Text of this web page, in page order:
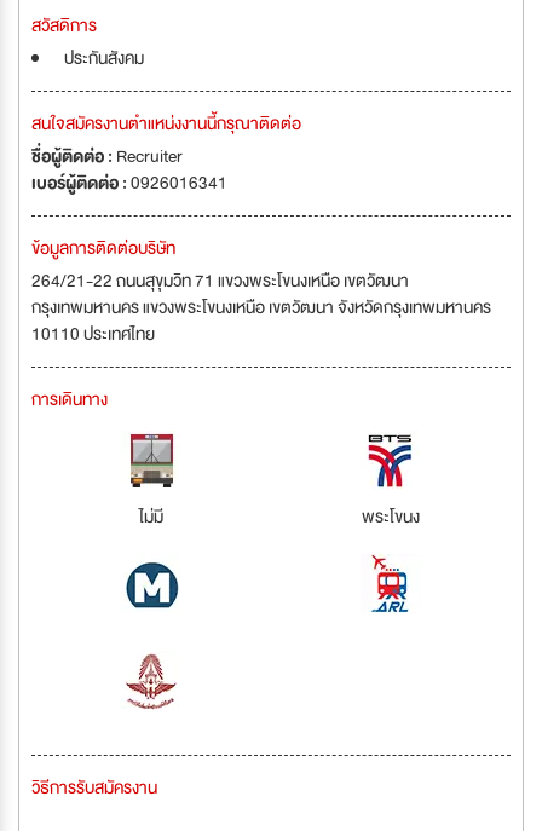
สวัสดิการ
ประกันสังคม
สนใจสมัครงานตำแหน่งงานนี้กรุณาติดต่อ
ชื่อผู้ติดต่อ : Recruiter
เบอร์ผู้ติดต่อ :0926016341
ข้อมูลการติดต่อบริษัท
264/21-22 ถนนสุขุมวิท 71 แขวงพระโขนงเหนือ เขตวัฒนา
กรุงเทพมหานคร แขวงพระโขนงเหนือ เขตวัฒนา จังหวัดกรุงเทพมหานคร
10110 ประเทศไทย
การเดินทาง
ไม่มี พระโขนง
วิธีการรับสมัครงาน